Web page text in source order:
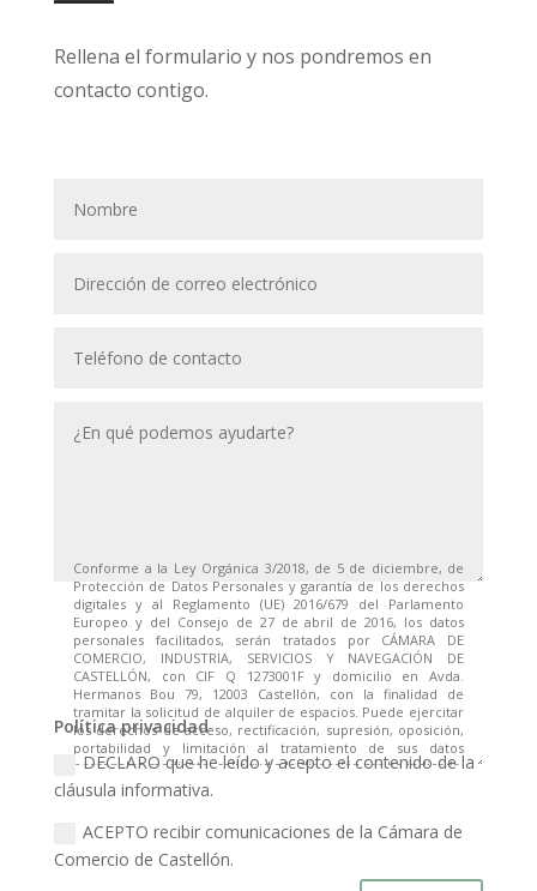
Rellena el formulario y nos pondremos en
contacto contigo.
Política privacidad
DECLARO que he leído y acepto el contenido de la
cláusula informativa.
ACEPTO recibir comunicaciones de la Cámara de
Comercio de Castellón.